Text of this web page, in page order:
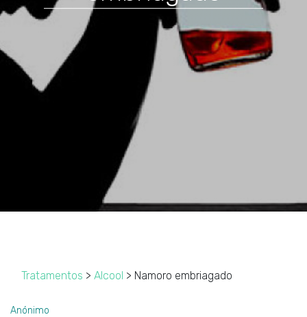
Tratamentos > Alcool > Namoro embriagado
Anónimo